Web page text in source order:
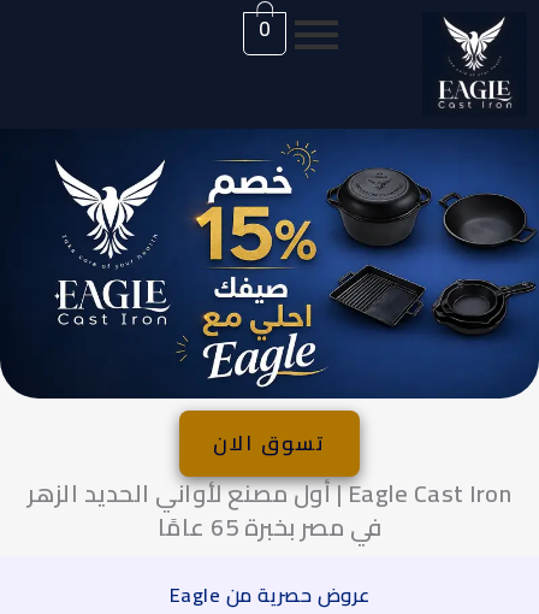
0
تسوق الان
Eagle Cast Iron | أول مصنع لأواني الحديد الزهر
في مصر بخبرة 65 عامًا
عروض حصرية من Eagle